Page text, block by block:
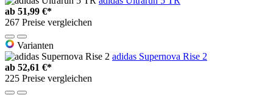
ab 51,99 €*
267 Preise vergleichen
Varianten
adidas Supernova Rise 2
ab 52,61 €*
225 Preise vergleichen